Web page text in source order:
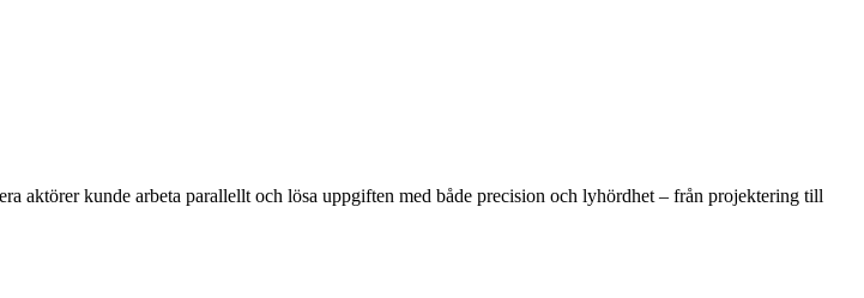
aktörer kunde arbeta parallellt och lösa uppgiften med både precision och lyhördhet – från projektering till